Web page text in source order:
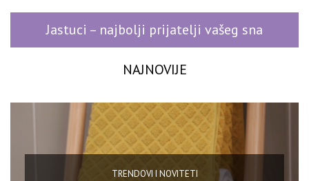
Jastuci – najbolji prijatelji vašeg sna
NAJNOVIJE
TRENDOVI I NOVITETI